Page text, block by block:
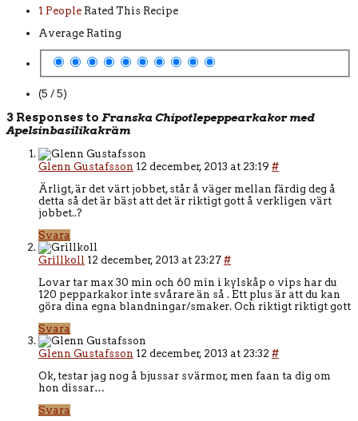
1 People Rated This Recipe
Average Rating
(5 / 5)
3 Responses to Franska Chipotlepeppearkakor med
Apelsinbasilikakräm
Glenn Gustafsson 12 december, 2013 at 23:19 #
Ärligt, är det värt jobbet, står å väger mellan färdig deg å
detta så det är bäst att det är riktigt gott å verkligen värt
jobbet..?
Svara
Grillkoll 12 december, 2013 at 23:27 #
Lovar tar max 30 min och 60 min i kylskåp o vips har du
120 pepparkakor inte svårare än så . Ett plus är att du kan
göra dina egna blandningar/smaker. Och riktigt riktigt gott
Svara
Glenn Gustafsson 12 december, 2013 at 23:32 #
Ok, testar jag nog å bjussar svärmor, men faan ta dig om
hon dissar…
Svara